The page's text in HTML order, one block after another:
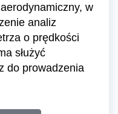
w
analiz
o prędkości
służyć
do prowadzenia